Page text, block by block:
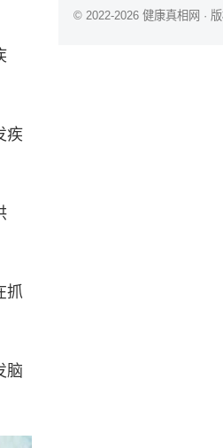
疾
抓
脑
© 2022-2026 健康真相网 ·